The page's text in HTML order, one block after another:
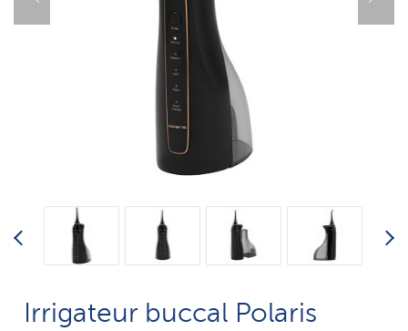
Irrigateur buccal Polaris